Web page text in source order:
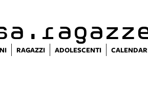
RAGAZZI ADOLESCENTI